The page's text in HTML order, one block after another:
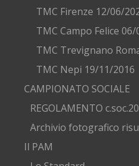
TMC Firenze 12/06/
TMC Campo Felice
TMC Trevignano
TMC Nepi 19/11/2016
CAMPIONATO SOCIALE
REGOLAMENTO
Archivio fotografico
Il PAM